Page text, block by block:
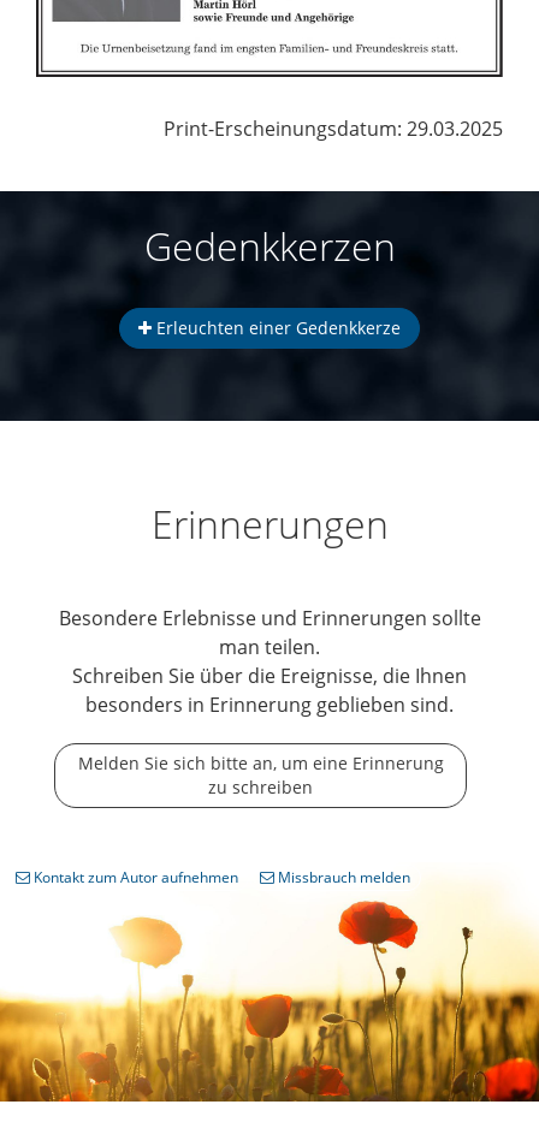
Print-Erscheinungsdatum: 29.03.2025
Gedenkkerzen
Erleuchten einer Gedenkkerze
Erinnerungen
Besondere Erlebnisse und Erinnerungen sollte
man teilen.
Schreiben Sie über die Ereignisse, die Ihnen
besonders in Erinnerung geblieben sind.
Melden Sie sich bitte an, um eine Erinnerung
zu schreiben
Kontakt zum Autor aufnehmen Missbrauch melden